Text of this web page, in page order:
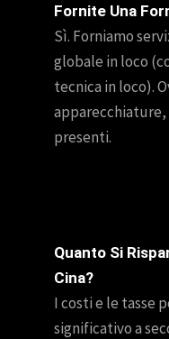
Fornite Una
Sì. Forniamo
globale in loco
tecnica in loco).
apparecchiature,
presenti.
Quanto Si
Cina?
I costi e le tasse
significativo a